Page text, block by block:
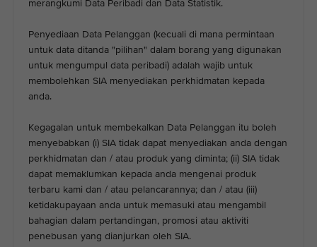
merangkumi Data Peribadi dan Data Statistik.
Penyediaan Data Pelanggan (kecuali di mana permintaan
untuk data ditanda "pilihan" dalam borang yang digunakan
untuk mengumpul data peribadi) adalah wajib untuk
membolehkan SIA menyediakan perkhidmatan kepada
anda.
Kegagalan untuk membekalkan Data Pelanggan itu boleh
menyebabkan (i) SIA tidak dapat menyediakan anda dengan
perkhidmatan dan / atau produk yang diminta; (ii) SIA tidak
dapat memaklumkan kepada anda mengenai produk
terbaru kami dan / atau pelancarannya; dan / atau (iii)
ketidakupayaan anda untuk memasuki atau mengambil
bahagian dalam pertandingan, promosi atau aktiviti
penebusan yang dianjurkan oleh SIA.